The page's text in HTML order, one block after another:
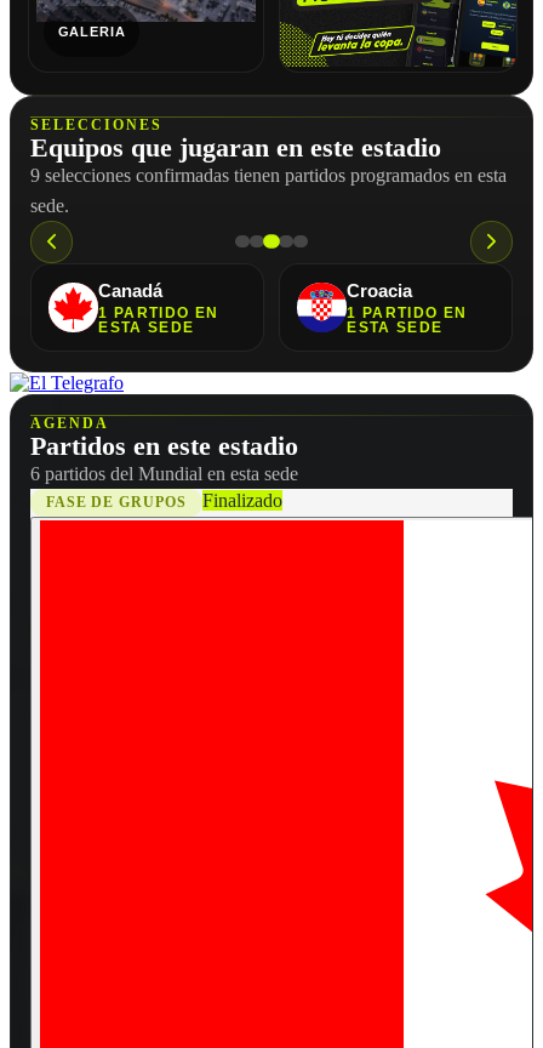
GALERIA
SELECCIONES
Equipos que jugaran en este estadio
9 selecciones confirmadas tienen partidos programados en esta
sede.
Canadá
1 PARTIDO
EN
ESTA SEDE
Croacia
1 PARTIDO
EN
ESTA SEDE
AGENDA
Partidos en este estadio
6 partidos del Mundial en esta sede
FASE DE GRUPOS Finalizado